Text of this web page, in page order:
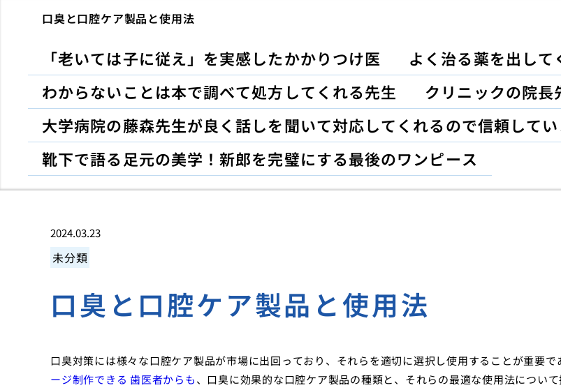
口臭と口腔ケア製品と使用法
「老いては子に従え」を実感したかかりつけ医
よく治る薬を出し
わからないことは本で調べて処方してくれる先生
クリニックの院長
大学病院の藤森先生が良く話しを聞いて対応してくれるので信頼してい
靴下で語る足元の美学！新郎を完璧にする最後のワンピース
2024.03.23
未分類
口臭と口腔ケア製品と使用法
口臭対策には様々な口腔ケア製品が市場に出回っており、それらを適切に選択し使用することが重要で
ージ制作できる 歯医者からも、口臭に効果的な口腔ケア製品の種類と、それらの最適な使用法につい